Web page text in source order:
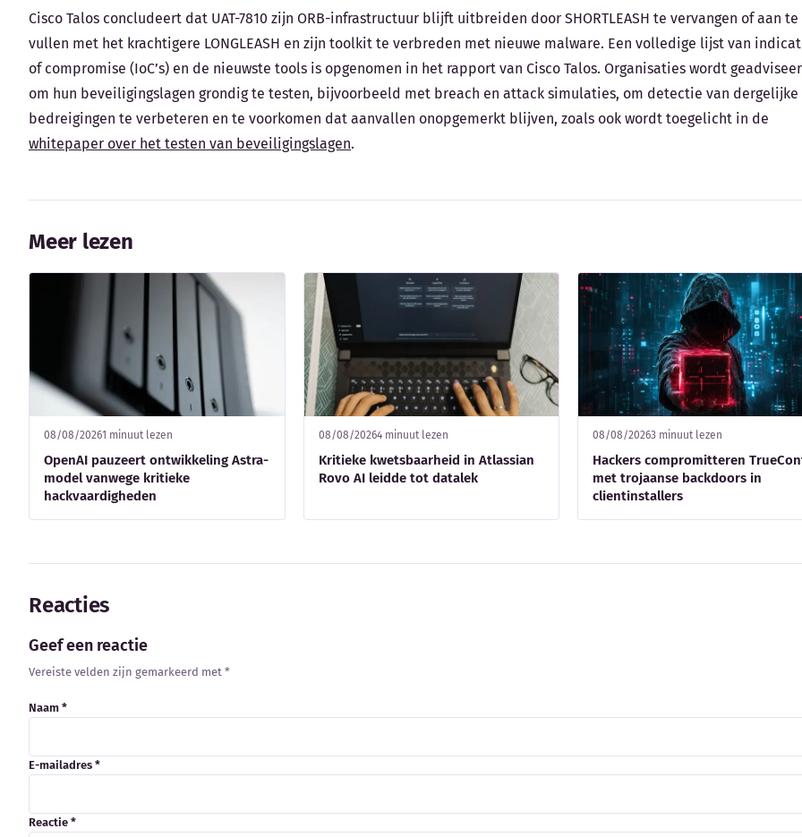
Cisco Talos concludeert dat UAT-7810 zijn ORB-infrastructuur blijft uitbreiden door SHORTLEASH te vervangen of aan te
vullen met het krachtigere LONGLEASH en zijn toolkit te verbreden met nieuwe malware. Een volledige lijst van
of compromise (IoC’s) en de nieuwste tools is opgenomen in het rapport van Cisco Talos. Organisaties wordt
om hun beveiligingslagen grondig te testen, bijvoorbeeld met breach en attack simulaties, om detectie van dergelijke
bedreigingen te verbeteren en te voorkomen dat aanvallen onopgemerkt blijven, zoals ook wordt toegelicht in de
whitepaper over het testen van beveiligingslagen.
Meer lezen
08/08/20261 minuut lezen
OpenAI pauzeert ontwikkeling Astra-
model vanwege kritieke
hackvaardigheden
08/08/20264 minuut lezen
Kritieke kwetsbaarheid in Atlassian
Rovo AI leidde tot datalek
08/08/20263 minuut lezen
Hackers compromitteren
met trojaanse backdoors in
clientinstallers
Reacties
Geef een reactie
Vereiste velden zijn gemarkeerd met *
Naam *
E-mailadres *
Reactie *